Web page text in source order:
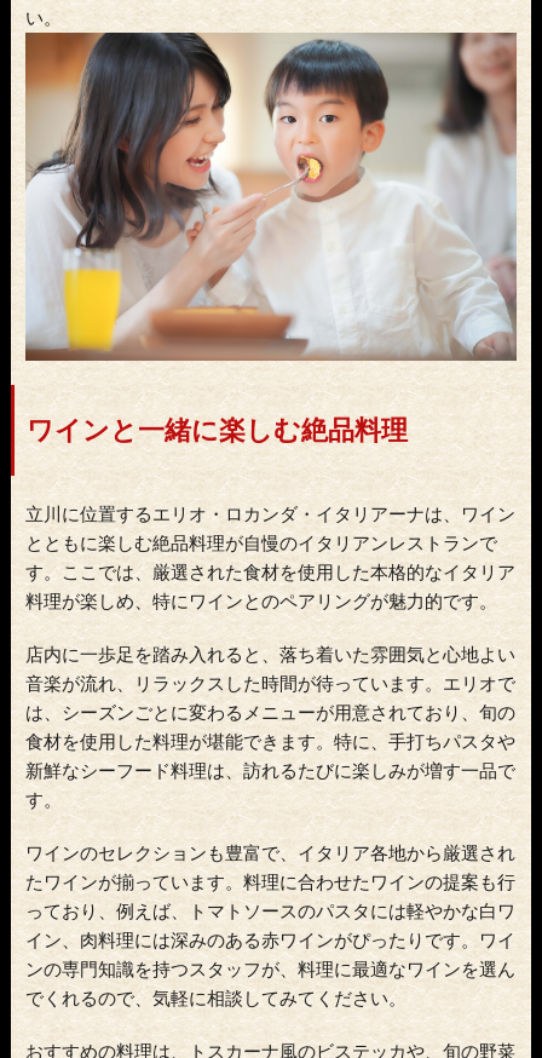
い。
ワインと一緒に楽しむ絶品料理
立川に位置するエリオ・ロカンダ・イタリアーナは、ワイン
とともに楽しむ絶品料理が自慢のイタリアンレストランで
す。ここでは、厳選された食材を使用した本格的なイタリア
料理が楽しめ、特にワインとのペアリングが魅力的です。
店内に一歩足を踏み入れると、落ち着いた雰囲気と心地よい
音楽が流れ、リラックスした時間が待っています。エリオで
は、シーズンごとに変わるメニューが用意されており、旬の
食材を使用した料理が堪能できます。特に、手打ちパスタや
新鮮なシーフード料理は、訪れるたびに楽しみが増す一品で
す。
ワインのセレクションも豊富で、イタリア各地から厳選され
たワインが揃っています。料理に合わせたワインの提案も行
っており、例えば、トマトソースのパスタには軽やかな白ワ
イン、肉料理には深みのある赤ワインがぴったりです。ワイ
ンの専門知識を持つスタッフが、料理に最適なワインを選ん
でくれるので、気軽に相談してみてください。
おすすめの料理は、トスカーナ風のビステッカや、旬の野菜